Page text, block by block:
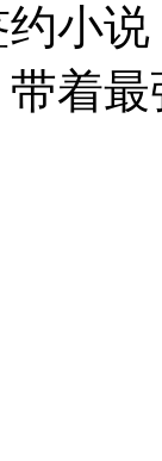
约小
着